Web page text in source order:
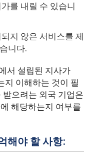
를 내릴 수 있습니
지 않은 서비스를 제
니다.
서 설립된 지사가
지 이해하는 것이 필
으려는 외국 기업은
해당하는지 여부를
해야 할 사항: